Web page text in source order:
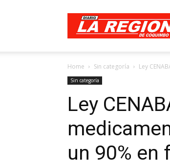
Diario
Región
Home Sin categoría Ley
Sin categoría
Ley
un 90% en